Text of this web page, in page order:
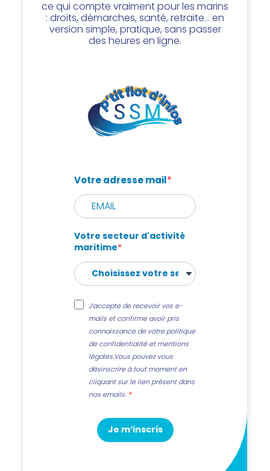
ce qui compte vraiment pour les marins
: droits, démarches, santé, retraite… en
version simple, pratique, sans passer
des heures en ligne.
Votre adresse mail
Votre secteur d'activité
maritime
J’accepte de recevoir vos e-
mails et confirme avoir pris
connaissance de votre politique
de confidentialité et mentions
légales.Vous pouvez vous
désinscrire à tout moment en
cliquant sur le lien présent dans
nos emails.
Je m’inscris